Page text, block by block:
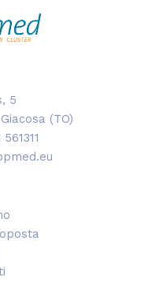
5
(TO)